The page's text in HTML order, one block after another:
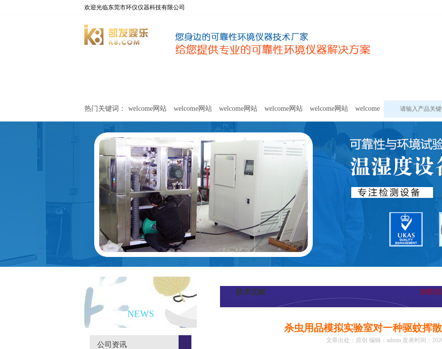
欢迎光临东莞市环仪仪器科技有限公司
关于环仪 联系环仪
热门关键词： welcome网站 welcome网站 welcome网站 welcome网站 welcome网站 welcome
网站 welcome网站
新闻资讯
NEWS
公司资讯
当前位
技术文献
杀虫用品模拟实验室对一种驱蚊挥
文章出处：原创 编辑：admin 发表时间：